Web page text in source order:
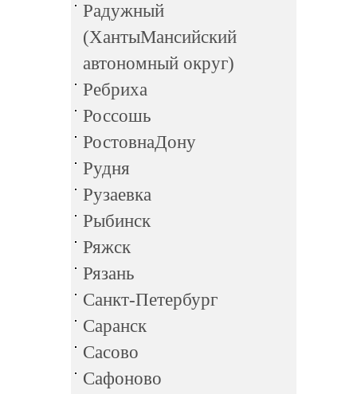
Радужный
(ХантыМансийский
автономный округ)
Ребриха
Россошь
РостовнаДону
Рудня
Рузаевка
Рыбинск
Ряжск
Рязань
Санкт-Петербург
Саранск
Сасово
Сафоново